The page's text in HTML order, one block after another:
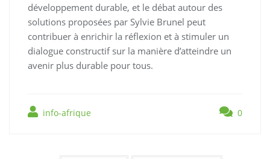
développement durable, et le débat autour des
solutions proposées par Sylvie Brunel peut
contribuer à enrichir la réflexion et à stimuler un
dialogue constructif sur la manière d’atteindre un
avenir plus durable pour tous.
info-afrique 0